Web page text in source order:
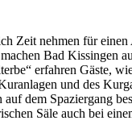
Zeit nehmen für
Bad Kissingen
erfahren Gäste,
und des
dem Spaziergang
Säle auch bei